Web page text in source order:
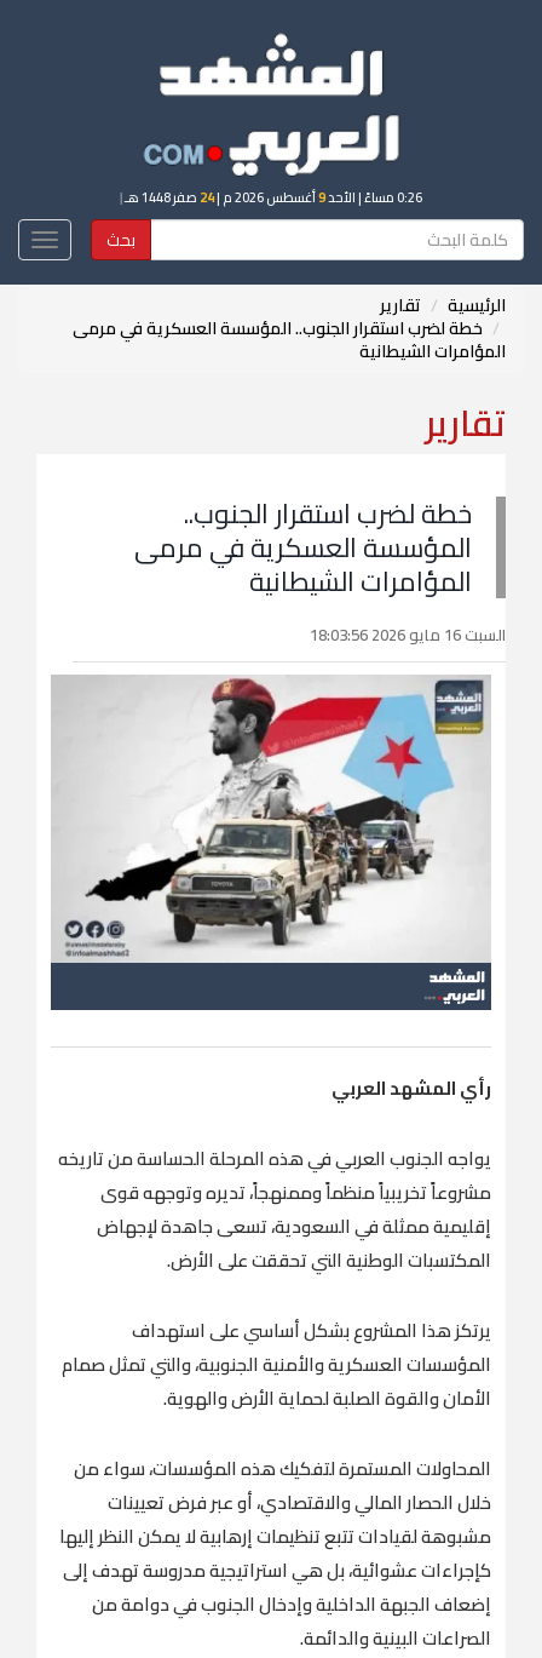
0:26 مساءً | الأحد9أغسطس 2026 م | 24 صفر 1448 هـ |
بحث
الرئيسية تقارير
خطة لضرب استقرار الجنوب.. المؤسسة العسكرية في مرمى
المؤامرات الشيطانية
تقارير
خطة لضرب استقرار الجنوب..
المؤسسة العسكرية في مرمى
المؤامرات الشيطانية
السبت 16 مايو 2026 18:03:56
رأي المشهد العربي
يواجه الجنوب العربي في هذه المرحلة الحساسة من تاريخه
مشروعاً تخريبياً منظماً وممنهجاً، تديره وتوجهه قوى
إقليمية ممثلة في السعودية، تسعى جاهدة لإجهاض
المكتسبات الوطنية التي تحققت على الأرض.
يرتكز هذا المشروع بشكل أساسي على استهداف
المؤسسات العسكرية والأمنية الجنوبية، والتي تمثل صمام
الأمان والقوة الصلبة لحماية الأرض والهوية.
المحاولات المستمرة لتفكيك هذه المؤسسات، سواء من
خلال الحصار المالي والاقتصادي، أو عبر فرض تعيينات
مشبوهة لقيادات تتبع تنظيمات إرهابية لا يمكن النظر إليها
كإجراءات عشوائية، بل هي استراتيجية مدروسة تهدف إلى
إضعاف الجبهة الداخلية وإدخال الجنوب في دوامة من
الصراعات البينية والدائمة.